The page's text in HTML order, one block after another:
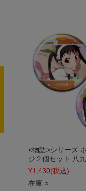
<物語>シリーズ
ジ２個セット 八
¥1,430(税込)
在庫 ○